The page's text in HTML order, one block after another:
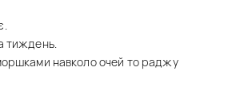
тиждень.
навколо очей то раджу